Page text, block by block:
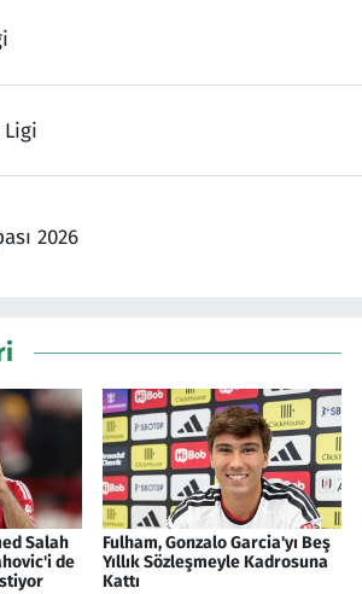
2026
Salah
de
Fulham, Gonzalo Garcia'yı Beş
Yıllık Sözleşmeyle Kadrosuna
Kattı